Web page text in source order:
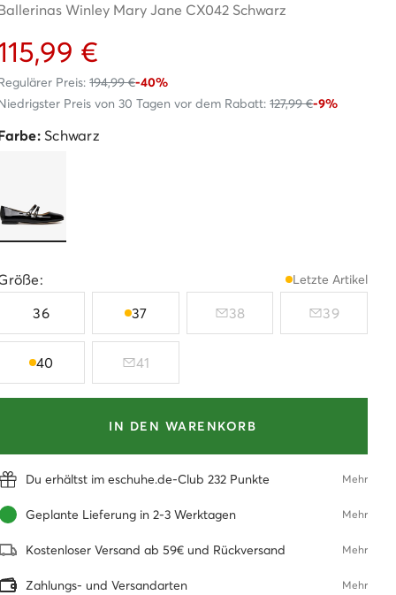
Winley Mary Jane CX042 Schwarz
€
Preis:194,99 €-40%
Preis von 30 Tagen vor dem Rabatt:127,99 €-9%
Schwarz
Letzte Artikel
36 37 38 39
40 41
IN DEN WARENKORB
Du erhältst im eschuhe.de-Club 232 Punkte Mehr
Geplante Lieferung in 2-3 Werktagen Mehr
Kostenloser Versand ab 59€ und Rückversand Mehr
Zahlungs- und Versandarten Mehr